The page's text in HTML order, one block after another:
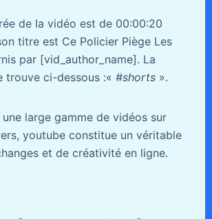
de la vidéo est de 00:00:20
titre est Ce Policier Piège Les
par [vid_author_name]. La
trouve ci-dessous :« #shorts ».
large gamme de vidéos sur
youtube constitue un véritable
et de créativité en ligne.